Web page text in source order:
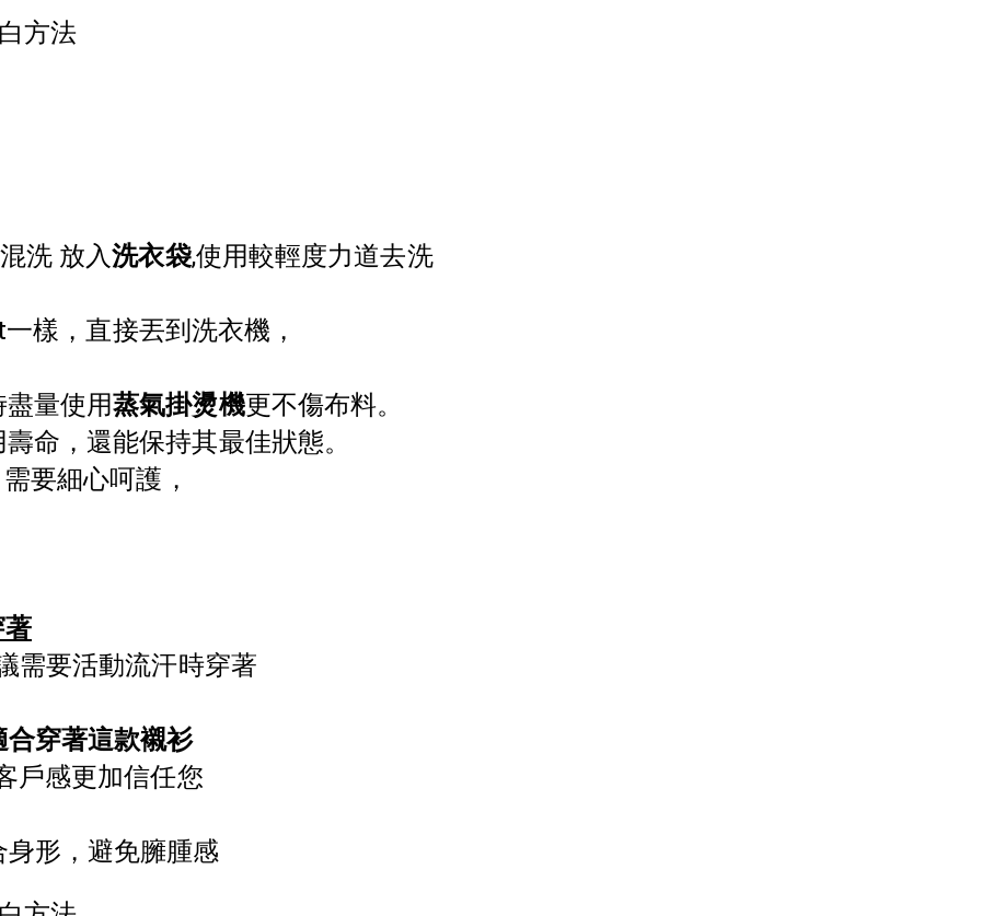
方法
洗 放入洗衣袋,使用較輕度力道去洗
樣 ，直接丟到洗衣機 ，
量使用蒸氣掛燙機更不傷布料。
命，還能保持其最佳狀態。
要細心呵護，
需要活動流汗時穿著
穿著這款襯衫
戶感更加信任您
形，避免臃腫感